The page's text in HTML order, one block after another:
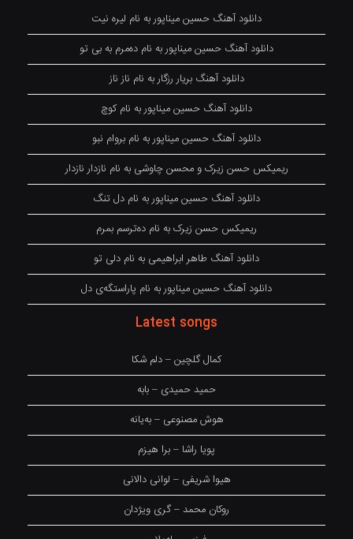
دانلود آهنگ حسین میناپور به نام لیره نیت
دانلود آهنگ حسین میناپور به نام دەمرم بە بی تو
دانلود آهنگ بریار رزگار به نام ناز ناز
دانلود آهنگ حسین میناپور به نام کوچ
دانلود آهنگ حسین میناپور به نام بروام نبو
ریمیکس حسن زیرک و محسن چاوشی به نام نازدار نازدار
دانلود آهنگ حسین میناپور به نام دل تنگ
ریمیکس حسن زیرک به نام دەترسم بمرم
دانلود آهنگ طاهر ابراهیمی به نام دلی تو
دانلود آهنگ حسین میناپور به نام پاراستگەی دل
Latest songs
کمال گلچین – دلم شکا
حمید حمیدی – بابه
هوش مصنوعی – بەیانە
پویا راشا – برا هیزم
هیوا شریفی – لوانی دالانی
روکان محمد – گری ویژدان